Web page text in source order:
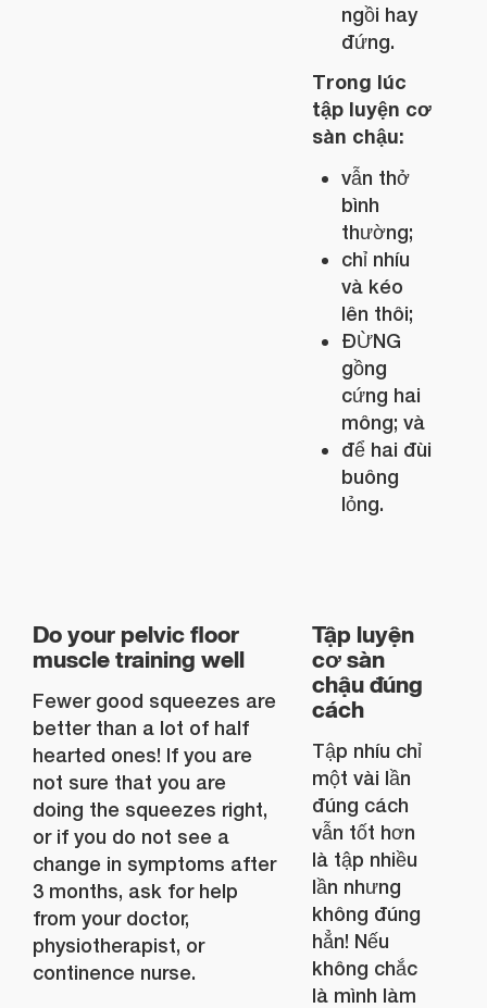
ngồi hay
đứng.
Trong lúc
tập luyện cơ
sàn chậu:
vẫn thở
bình
thường;
chỉ nhíu
và kéo
lên thôi;
ĐỪNG
gồng
cứng hai
mông; và
để hai đùi
buông
lỏng.
Do your pelvic floor
muscle training well
Fewer good squeezes are
better than a lot of half
hearted ones! If you are
not sure that you are
doing the squeezes right,
or if you do not see a
change in symptoms after
3 months, ask for help
from your doctor,
physiotherapist, or
continence nurse.
Tập luyện
cơ sàn
chậu đúng
cách
Tập nhíu chỉ
một vài lần
đúng cách
vẫn tốt hơn
là tập nhiều
lần nhưng
không đúng
hẳn! Nếu
không chắc
là mình làm